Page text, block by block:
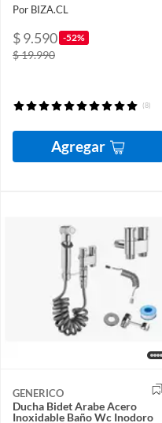
Por BIZA.CL
$ 9.590 -52%
$ 19.990
(8)
Agregar
GENERICO
Ducha Bidet Arabe Acero
Inoxidable Baño Wc Inodoro